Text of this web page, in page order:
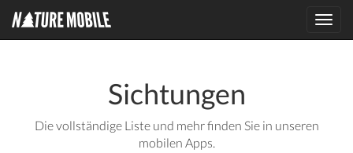
Sichtungen
Die vollständige Liste und mehr finden Sie in unseren
mobilen Apps.